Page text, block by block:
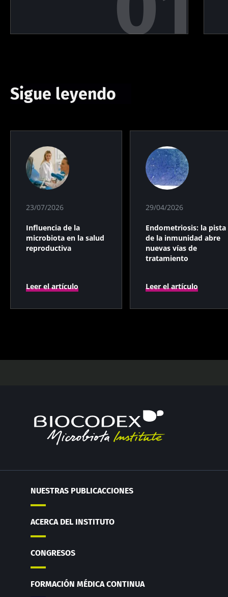
Sigue leyendo
23/07/2026
Influencia de la
microbiota en la salud
reproductiva
Leer el artículo
29/04/2026
Endometriosis: la pista
de la inmunidad abre
nuevas vías de
tratamiento
Leer el artículo
NUESTRAS PUBLICACCIONES
ACERCA DEL INSTITUTO
CONGRESOS
FORMACIÓN MÉDICA CONTINUA